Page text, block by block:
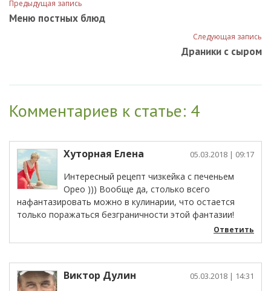
Предыдущая запись
Меню постных блюд
Следующая запись
Драники с сыром
Комментариев к статье: 4
Хуторная Елена 05.03.2018 | 09:17
Интересный рецепт чизкейка с печеньем
Орео ))) Вообще да, столько всего
нафантазировать можно в кулинарии, что остается
только поражаться безграничности этой фантазии!
Ответить
Виктор Дулин 05.03.2018 | 14:31